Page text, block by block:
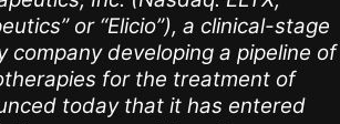
or “Elicio”), a clinical-stage
company developing a pipeline of
for the treatment of
today that it has entered